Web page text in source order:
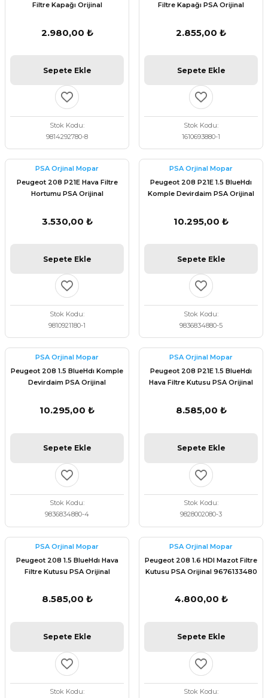
Filtre Kapağı Orijinal
2.980,00 ₺
Sepete Ekle
Stok Kodu
9814292780-8
Filtre Kapağı PSA Orijinal
2.855,00 ₺
Sepete Ekle
Stok Kodu
1610693880-1
PSA Orjinal Mopar
Peugeot 208 P21E Hava Filtre
Hortumu PSA Orijinal
3.530,00 ₺
Sepete Ekle
Stok Kodu
9810921180-1
PSA Orjinal Mopar
Peugeot 208 P21E 1.5 BlueHdı
Komple Devirdaim PSA Orijinal
10.295,00 ₺
Sepete Ekle
Stok Kodu
9836834880-5
PSA Orjinal Mopar
Peugeot 208 1.5 BlueHdı Komple
Devirdaim PSA Orijinal
10.295,00 ₺
Sepete Ekle
Stok Kodu
9836834880-4
PSA Orjinal Mopar
Peugeot 208 P21E 1.5 BlueHdı
Hava Filtre Kutusu PSA Orijinal
8.585,00 ₺
Sepete Ekle
Stok Kodu
9828002080-3
PSA Orjinal Mopar
Peugeot 208 1.5 BlueHdı Hava
Filtre Kutusu PSA Orijinal
8.585,00 ₺
Sepete Ekle
Stok Kodu
PSA Orjinal Mopar
Peugeot 208 1.6 HDI Mazot Filtre
Kutusu PSA Orijinal 9676133480
4.800,00 ₺
Sepete Ekle
Stok Kodu